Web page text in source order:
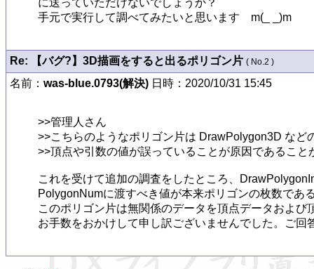
に送っていただけないでしょうか？
手元で実行して調べてみたいと思います　m(_ _)m
Re: 【バグ?】3D描画をすると出るポリゴン片 ( No.2 )
名前： was-blue.0793(解決) 日時：2020/10/31 15:45
>>管理人さん
>>こちらのようなポリゴン片は DrawPolygon3D など
>>頂点や引数の値が誤っていることが原因であること
これを受けて追加の調査をしたところ、
PolygonNumに渡すべき値が本来ポリゴンの枚数であ
このポリゴン片は無関係のデータを頂点データおよ
お手数をおかけして申し訳ございませんでした。ご回